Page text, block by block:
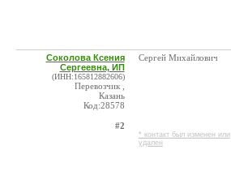
Соколова Ксения
Сергеевна, ИП
(ИНН:165812882606)
Перевозчик ,
Казань
Код:28578
#2
Сергей Михайлович
* контакт был изменен или
удален